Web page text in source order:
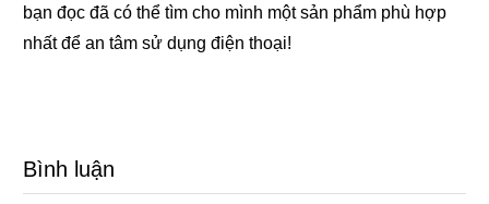
bạn đọc đã có thể tìm cho mình một sản phẩm phù hợp
nhất để an tâm sử dụng điện thoại!
Bình luận